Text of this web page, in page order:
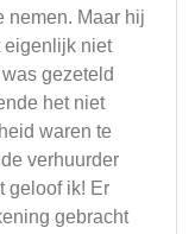
nemen. Maar hij
eigenlijk niet
gezeteld
het niet
waren te
verhuurder
geloof ik! Er
gebracht